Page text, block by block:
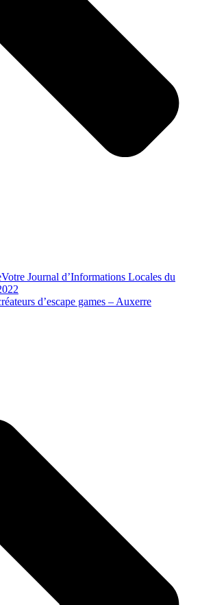
Votre Journal d’Informations Locales du
d’escape games – Auxerre